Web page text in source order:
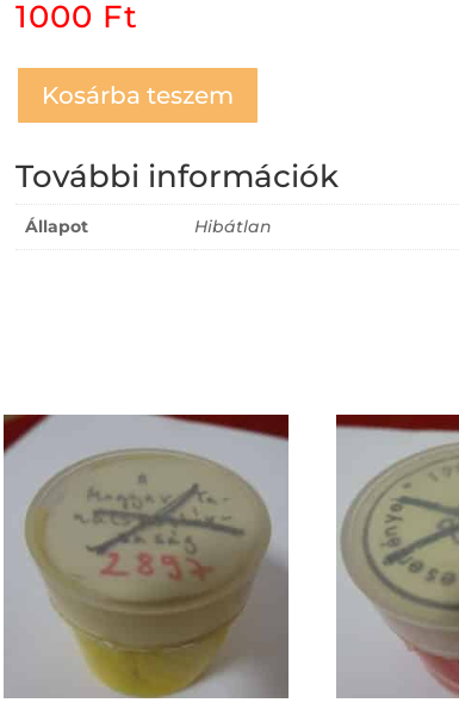
1000 Ft
Kosárba teszem
További információk
Állapot Hibátlan